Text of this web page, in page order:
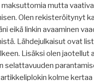
maksuttomia mutta
Olen rekisteröitynyt
eikä linkin avaaminen
Lähdejulkaisut ovat
Lisäksi olen jaotellut
selattavuuden
kolme kertaa